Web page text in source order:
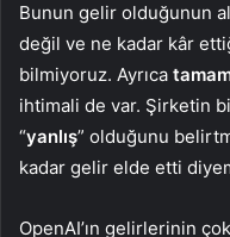
Bunun gelir olduğunun
değil ve ne kadar kâr
bilmiyoruz. Ayrıca
ihtimali de var. Şirketin
“yanlış” olduğunu
kadar gelir elde etti
OpenAI’ın gelirlerinin